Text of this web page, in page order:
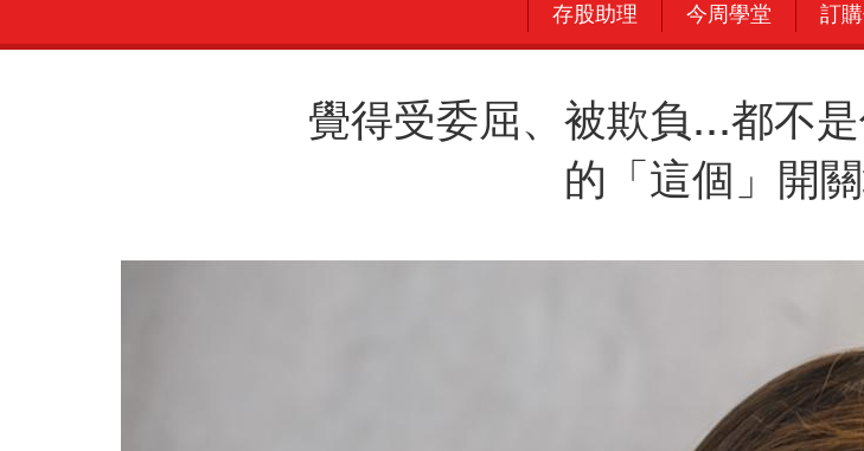
存股助理 今周學堂 訂
覺得受委屈、被欺負...都不
的「這個」開